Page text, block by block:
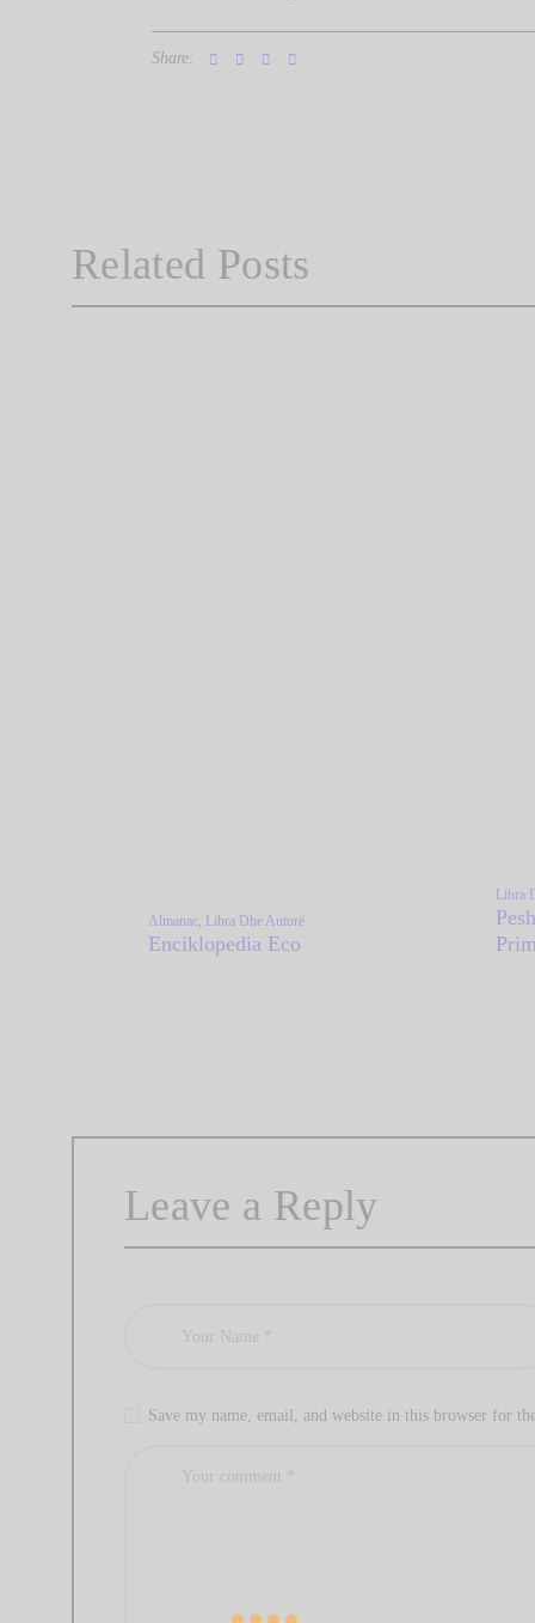
Share:
Related Posts
Almanac, Libra Dhe Autorë
Enciklopedia Eco
Libra
Leave a Reply
Save my name, email, and website in this browser for